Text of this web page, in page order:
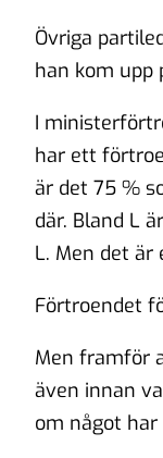
Övriga
han kom upp
I
har ett
är det 75 %
där. Bland L
L. Men det
Förtroendet
Men framför
även innan
om något